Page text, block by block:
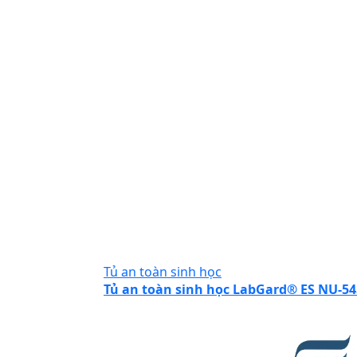
Tủ an toàn sinh học
Tủ an toàn sinh học LabGard® ES NU-